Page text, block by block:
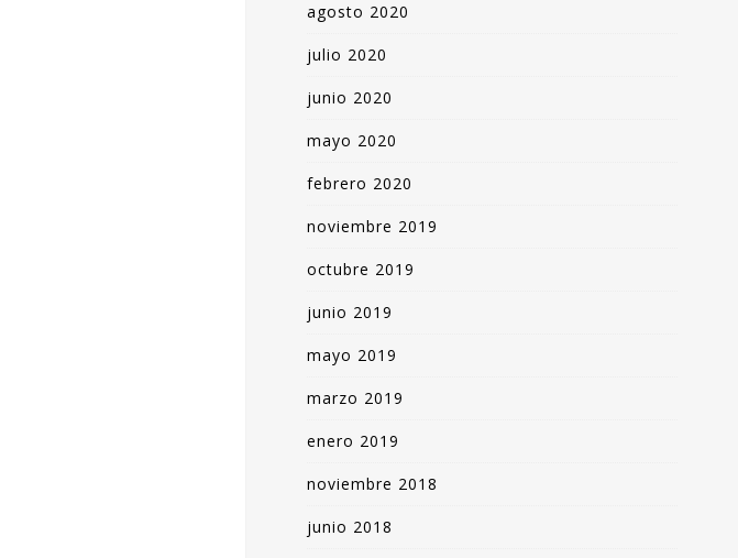
agosto 2020
julio 2020
junio 2020
mayo 2020
febrero 2020
noviembre 2019
octubre 2019
junio 2019
mayo 2019
marzo 2019
enero 2019
noviembre 2018
junio 2018